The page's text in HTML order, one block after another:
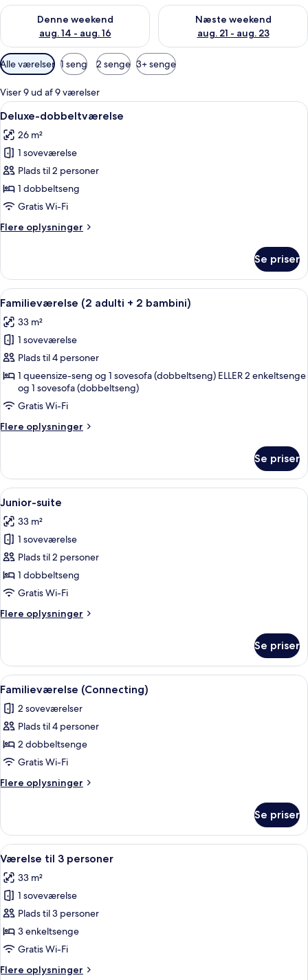
Denne weekend
aug. 14 - aug. 16
Tjek tilgængelighed for denne weekend aug. 14 - aug. 16
Næste weekend
aug. 21 - aug. 23
Tjek tilgængelighed for næste
Tilgængelige
filtre
for
værelser
Alle værelser 1 seng 2 senge 3+ senge
Viser 9 ud af 9 værelser
Indlæs
alle
billeder
af
Deluxe-
dobbeltværelse
Et hotelværelse med en seng, et
7
Deluxe-dobbeltværelse
26 m²
1 soveværelse
Plads til 2 personer
1 dobbeltseng
Gratis Wi-Fi
Flere oplysninger
Flere
dobbeltværelse
Se priser
Indlæs
alle
billeder
af
Familieværelse
(2
adulti
+
2
bambini)
Et hotelværelse med to senge, et
7
Familieværelse (2 adulti + 2 bambini)
33 m²
1 soveværelse
Plads til 4 personer
1 queensize-seng og 1 sovesofa (dobbeltseng) ELLER 2 enkeltsenge
og 1 sovesofa (dobbeltseng)
Gratis Wi-Fi
Flere oplysninger
Flere
(2
adulti
+
bambini)
Se priser
Indlæs
alle
billeder
af
Junior-
suite
Et hotelværelse med en seng, et
7
Junior-suite
33 m²
1 soveværelse
Plads til 2 personer
1 dobbeltseng
Gratis Wi-Fi
Flere oplysninger
Flere
suite
Se priser
Indlæs
alle
billeder
af
Familieværelse
(Connecting)
Minibar, pengeskab på værelset,
5
Familieværelse (Connecting)
2 soveværelser
Plads til 4 personer
2 dobbeltsenge
Gratis Wi-Fi
Flere oplysninger
Flere
(Connecting)
Se priser
Indlæs
alle
billeder
af
Værelse
til
3
Minibar, pengeskab på værelset,
4
Værelse til 3 personer
33 m²
1 soveværelse
Plads til 3 personer
3 enkeltsenge
Gratis Wi-Fi
Flere oplysninger
Flere